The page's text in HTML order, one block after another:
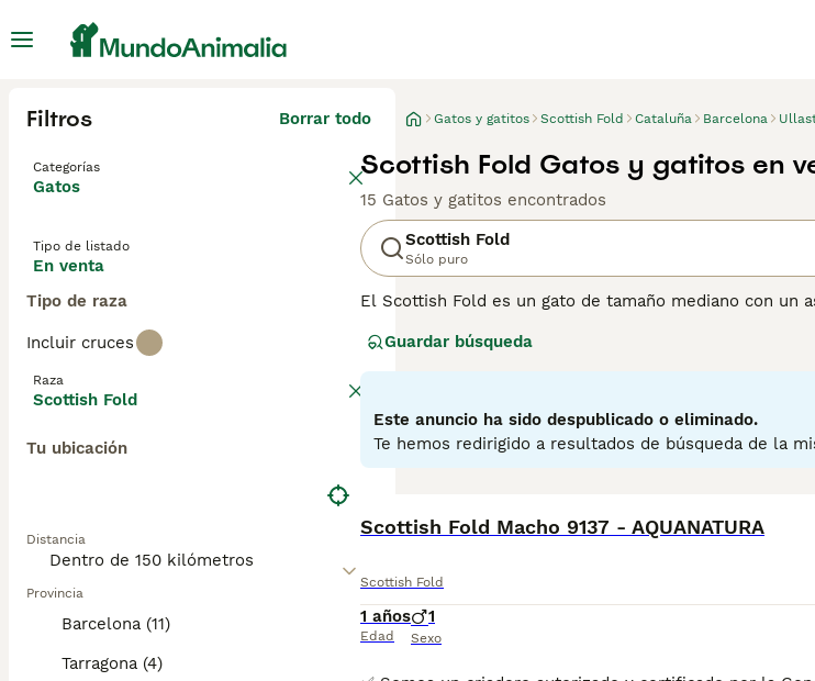
Filtros Borrar todo
Categorías
Gatos
Tipo de listado
En venta
Tipo de raza
Incluir cruces
Raza
Scottish Fold
Tu ubicación
Distancia
Provincia
Barcelona (11)
Tarragona (4)
Gatos y gatitos Scottish Fold Cataluña Barcelona
Scottish Fold Gatos y gatitos en
15 Gatos y gatitos encontrados
Scottish Fold
Sólo puro
El Scottish Fold es un gato de tamaño mediano con un
han encontrado su camino en los corazones y
Lee nuestra página de consejos de compra de Scottish
Guardar búsqueda
Este anuncio ha sido despublicado o eliminado.
Te hemos redirigido a resultados de búsqueda de la
Scottish Fold Macho 9137 - AQUANATURA
Scottish Fold
1 años
Edad
1
Sexo